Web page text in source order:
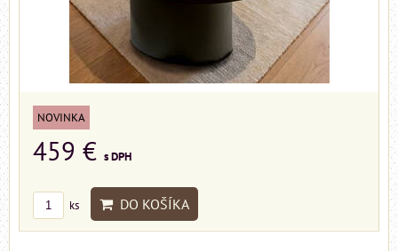
NOVINKA
459 € s DPH
ks DO KOŠÍKA